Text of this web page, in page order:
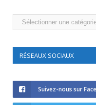
Catégories
RÉSEAUX SOCIAUX
Suivez-nous sur